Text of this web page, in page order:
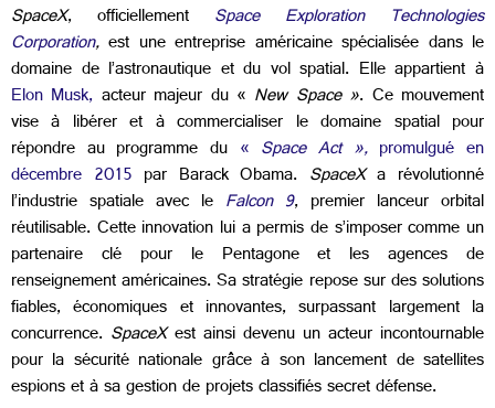
SpaceX, officiellement Space Exploration Technologies
Corporation, est une entreprise américaine spécialisée dans le
domaine de l’astronautique et du vol spatial. Elle appartient à
Elon Musk, acteur majeur du « New Space ». Ce mouvement
vise à libérer et à commercialiser le domaine spatial pour
répondre au programme du « Space Act », promulgué en
décembre 2015 par Barack Obama. SpaceXa révolutionné
l’industrie spatiale avec le Falcon 9, premier lanceur orbital
réutilisable. Cette innovation lui a permis de s’imposer comme un
partenaire clé pour le Pentagone et les agences de
renseignement américaines. Sa stratégie repose sur des solutions
fiables, économiques et innovantes, surpassant largement la
concurrence. SpaceXest ainsi devenu un acteur incontournable
pour la sécurité nationale grâce à son lancement de satellites
espions et à sa gestion de projets classifiés secret défense.